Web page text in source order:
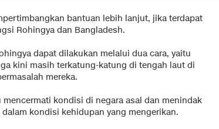
bantuan lebih lanjut, jika terdapat
Rohingya dan Bangladesh.
dapat dilakukan melalui dua cara, yaitu
kini masih terkatung-katung di tengah laut di
mereka.
kondisi di negara asal dan menindak
kondisi kehidupan yang mengerikan.